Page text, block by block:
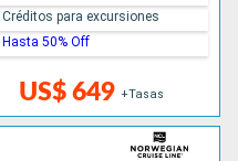
US$ 649 +Tasas
Créditos para excursiones
Hasta 50% Off